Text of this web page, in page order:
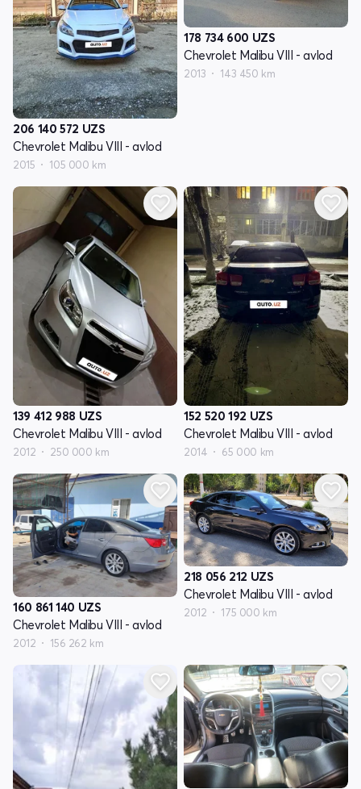
206 140 572 UZS
Chevrolet Malibu VIII - avlod
2015 105 000 km
178 734 600 UZS
Chevrolet Malibu VIII - avlod
2013 143 450 km
139 412 988 UZS
Chevrolet Malibu VIII - avlod
2012 250 000 km
152 520 192 UZS
Chevrolet Malibu VIII - avlod
2014 65 000 km
160 861 140 UZS
Chevrolet Malibu VIII - avlod
2012 156 262 km
218 056 212 UZS
Chevrolet Malibu VIII - avlod
2012 175 000 km